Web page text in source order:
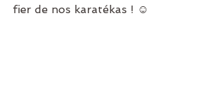
fier de nos karatékas ! ☺️